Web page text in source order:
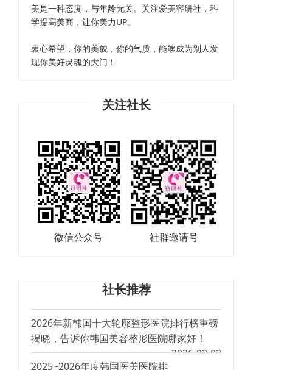
美是一种态度，与年龄无关。关注爱美容研社，科
学提高美商，让你美力UP。
衷心希望，你的美貌，你的气质，能够成为别人发
现你美好灵魂的大门！
关注社长
微信公众号 社群邀请号
社长推荐
2026年新韩国十大轮廓整形医院排行榜重磅
揭晓，告诉你韩国美容整形医院哪家好！
2026-02-02
2025~2026年度韩国医美医院排